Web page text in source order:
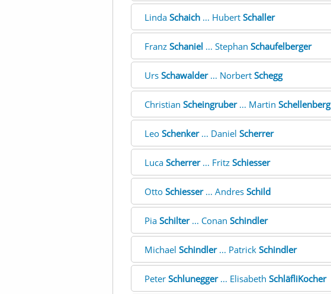
Linda Schaich... Hubert Schaller
Franz Schaniel ... Stephan Schaufelberger
Urs Schawalder... Norbert Schegg
Christian Scheingruber... Martin Schellenberg
Leo Schenker... Daniel Scherrer
Luca Scherrer... Fritz Schiesser
Otto Schiesser... Andres Schild
Pia Schilter... Conan Schindler
Michael Schindler... Patrick Schindler
Peter Schlunegger... Elisabeth SchläfliKocher